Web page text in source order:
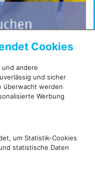
Cookies
andere
und sicher
überwacht werden
Werbung
um Statistik-Cookies
statistische Daten